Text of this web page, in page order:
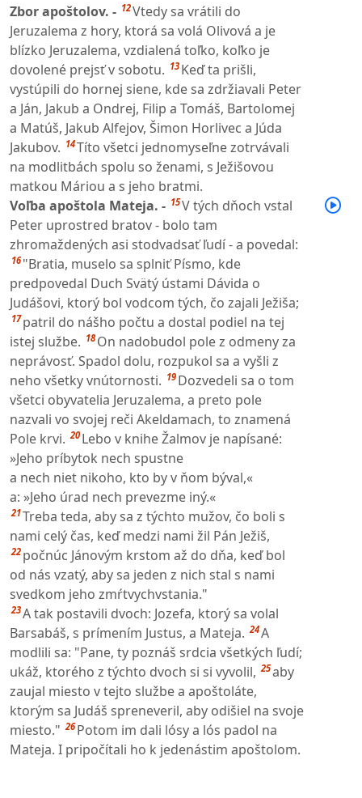
Zbor apoštolov. - 12Vtedy sa vrátili do
Jeruzalema z hory, ktorá sa volá Olivová a je
blízko Jeruzalema, vzdialená toľko, koľko je
dovolené prejsť v sobotu. 13 Keď ta prišli,
vystúpili do hornej siene, kde sa zdržiavali Peter
a Ján, Jakub a Ondrej, Filip a Tomáš, Bartolomej
a Matúš, Jakub Alfejov, Šimon Horlivec a Júda
Jakubov. 14Títo všetci jednomyseľne zotrvávali
na modlitbách spolu so ženami, s Ježišovou
matkou Máriou a s jeho bratmi.
Voľba apoštola Mateja. - 15V tých dňoch vstal
Peter uprostred bratov - bolo tam
zhromaždených asi stodvadsať ľudí - a povedal:
16 "Bratia, muselo sa splniť Písmo, kde
predpovedal Duch Svätý ústami Dávida o
Judášovi, ktorý bol vodcom tých, čo zajali Ježiša;
17 patril do nášho počtu a dostal podiel na tej
istej službe. 18 On nadobudol pole z odmeny za
neprávosť. Spadol dolu, rozpukol sa a vyšli z
neho všetky vnútornosti. 19 Dozvedeli sa o tom
všetci obyvatelia Jeruzalema, a preto pole
nazvali vo svojej reči Akeldamach, to znamená
Pole krvi. 20 Lebo v knihe Žalmov je napísané:
»Jeho príbytok nech spustne
a nech niet nikoho, kto by v ňom býval,«
a: »Jeho úrad nech prevezme iný.«
21Treba teda, aby sa z týchto mužov, čo boli s
nami celý čas, keď medzi nami žil Pán Ježiš,
22 počnúc Jánovým krstom až do dňa, keď bol
od nás vzatý, aby sa jeden z nich stal s nami
svedkom jeho zmŕtvychvstania."
23A tak postavili dvoch: Jozefa, ktorý sa volal
Barsabáš, s prímením Justus, a Mateja. 24A
modlili sa: "Pane, ty poznáš srdcia všetkých ľudí;
ukáž, ktorého z týchto dvoch si si vyvolil, 25aby
zaujal miesto v tejto službe a apoštoláte,
ktorým sa Judáš spreneveril, aby odišiel na svoje
miesto." 26 Potom im dali lósy a lós padol na
Mateja. I pripočítali ho k jedenástim apoštolom.